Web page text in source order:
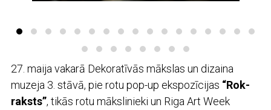
27. maija vakarā Dekoratīvās mākslas un dizaina
muzeja 3. stāvā, pie rotu pop-up ekspozīcijas “Rok-
raksts”, tikās rotu mākslinieki un Riga Art Week